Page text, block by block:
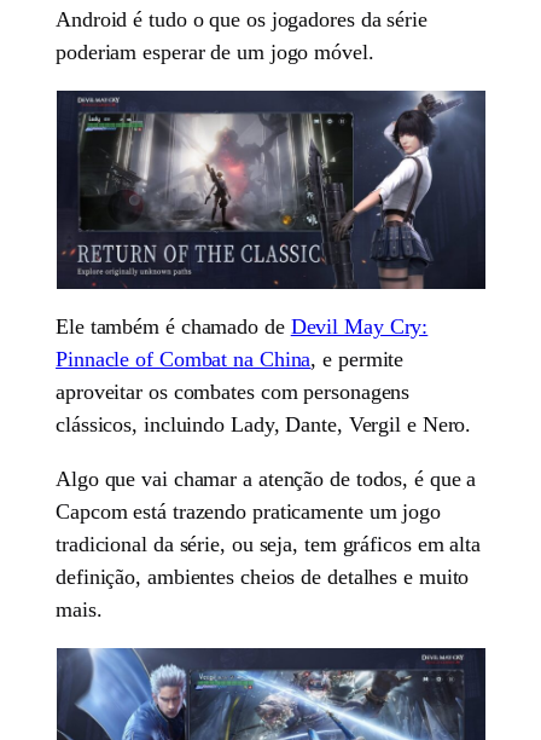
Android é tudo o que os jogadores da série
poderiam esperar de um jogo móvel.
Ele também é chamado de Devil May Cry:
Pinnacle of Combat na China, e permite
aproveitar os combates com personagens
clássicos, incluindo Lady, Dante, Vergil e Nero.
Algo que vai chamar a atenção de todos, é que a
Capcom está trazendo praticamente um jogo
tradicional da série, ou seja, tem gráficos em alta
definição, ambientes cheios de detalhes e muito
mais.